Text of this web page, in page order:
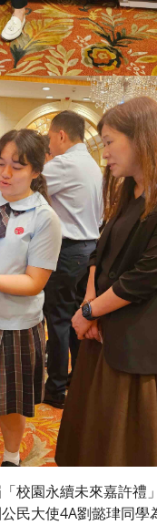
園永續未來嘉許禮
民大使4A劉懿珒同